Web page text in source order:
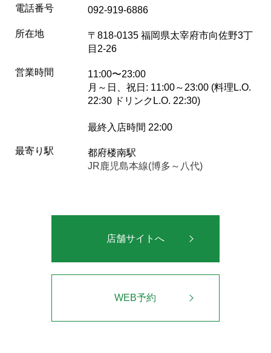
電話番号 092-919-6886
所在地
〒818-0135 福岡県太宰府市向佐野3丁
目2-26
営業時間
11:00〜23:00
月～日、祝日: 11:00～23:00 (料理L.O.
22:30 ドリンクL.O. 22:30)
最終入店時間 22:00
最寄り駅
都府楼南駅
JR鹿児島本線(博多～八代)
店舗サイトへ
WEB予約